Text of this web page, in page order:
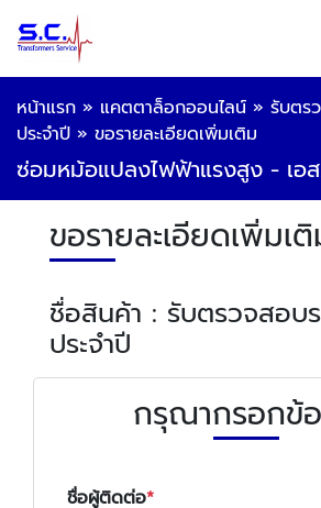
หน้าแรก » แคตตาล็อกออนไลน์ » รับตร
ประจำปี » ขอรายละเอียดเพิ่มเติม
ซ่อมหม้อแปลงไฟฟ้าแรงสูง - เอ
ขอรายละเอียดเพิ่มเ
ชื่อสินค้า : รับตรวจสอบ
ประจำปี
กรุณากรอกข้
ชื่อผู้ติดต่อ